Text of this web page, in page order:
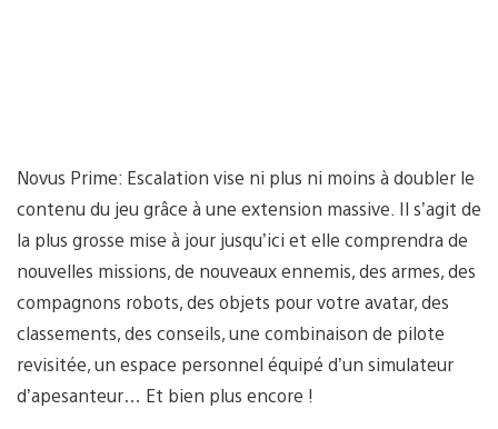
Novus Prime: Escalation vise ni plus ni moins à doubler le
contenu du jeu grâce à une extension massive. Il s’agit de
la plus grosse mise à jour jusqu’ici et elle comprendra de
nouvelles missions, de nouveaux ennemis, des armes, des
compagnons robots, des objets pour votre avatar, des
classements, des conseils, une combinaison de pilote
revisitée, un espace personnel équipé d’un simulateur
d’apesanteur… Et bien plus encore !